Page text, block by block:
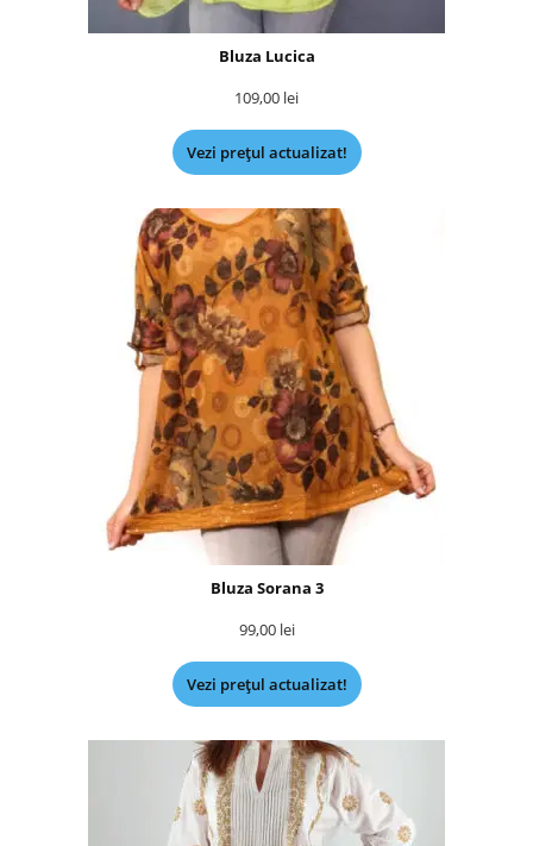
Bluza Lucica
109,00 lei
Vezi prețul actualizat!
Bluza Sorana 3
99,00 lei
Vezi prețul actualizat!